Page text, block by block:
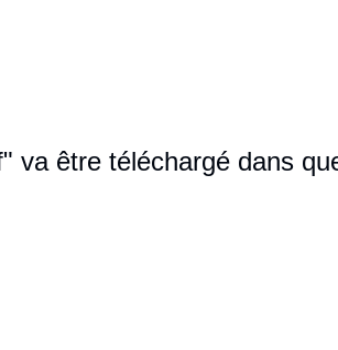
va être téléchargé dans